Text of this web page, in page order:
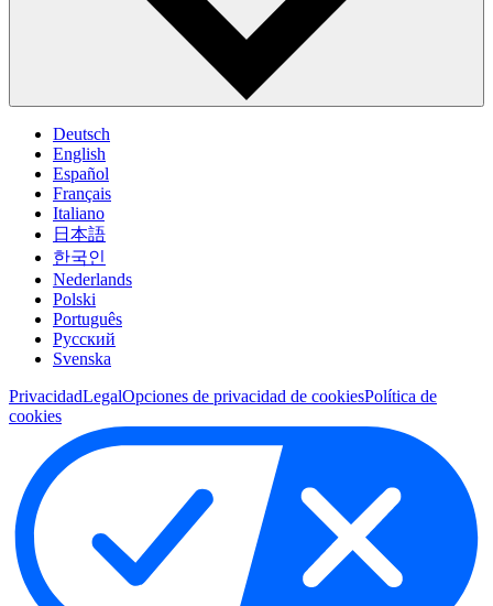
Deutsch
English
Español
Français
Italiano
日本語
한국인
Nederlands
Polski
Português
Pусский
Svenska
PrivacidadLegalOpciones de privacidad de cookiesPolítica de
cookies